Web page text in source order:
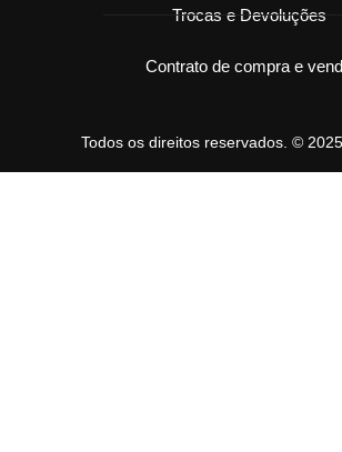
Todos os direitos reservados. ©
Trocas e Devoluções
Contrato de compra e